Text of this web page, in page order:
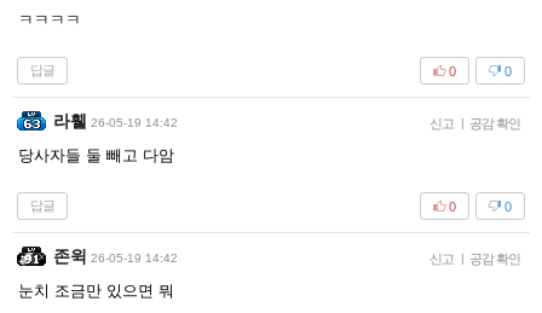
ㅋㅋㅋㅋ
답글 0
0
라휄 26-05-19 14:42 신고 | 공감 확인
당사자들 둘 빼고 다암
답글 0
0
존윅 26-05-19 14:42 신고 | 공감 확인
눈치 조금만 있으면 뭐